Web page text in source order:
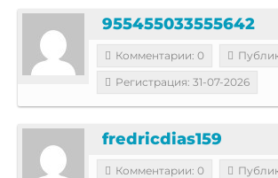
955455033555642
Комментарии: 0
Регистрация: 31-07-2026
fredricdias159
Комментарии: 0